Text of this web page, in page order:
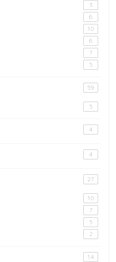
3
6
10
6
7
5
59
5
4
4
27
10
7
5
2
14